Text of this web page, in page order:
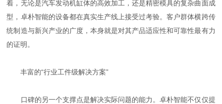
着，无论是汽车发动机缸体的高效加工，还是精密模具的复杂曲面成
型，卓朴智能的设备都在真实生产线上接受过考验。客户群体横跨传
统制造与新兴产业的广度，本身就是对其产品适应性和可靠性最有力
的证明。
丰富的“行业工件级解决方案”
口碑的另一个支撑点是解决实际问题的能力。卓朴智能不仅仅提